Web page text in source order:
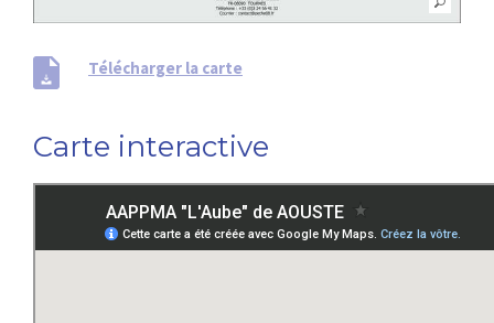
Télécharger la carte
Carte interactive